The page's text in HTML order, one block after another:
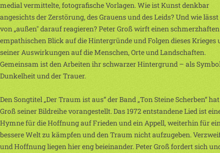
medial vermittelte, fotografische Vorlagen. Wie ist Kunst denkbar
angesichts der Zerstörung, des Grauens und des Leids? Und wie
von „außen" darauf reagieren? Peter Groß wirft einen
empathischen Blick auf die Hintergründe und Folgen dieses Krieges
seiner Auswirkungen auf die Menschen, Orte und Landschaften.
Gemeinsam ist den Arbeiten ihr schwarzer Hintergrund – als
Dunkelheit und der Trauer.
Den Songtitel „Der Traum ist aus“ der Band „Ton Steine Scherben“
Groß seiner Bildreihe vorangestellt. Das 1972 entstandene Lied ist
Hymne für die Hoffnung auf Frieden und ein Appell, weiterhin für
bessere Welt zu kämpfen und den Traum nicht aufzugeben.
und Hoffnung liegen hier eng beieinander. Peter Groß fordert sich